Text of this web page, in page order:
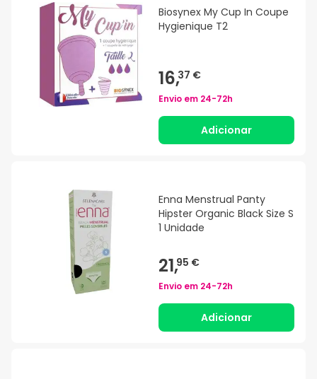
Biosynex My Cup In Coupe
Hygienique T2
16,37 €
Envio em 24-72h
Adicionar
Enna Menstrual Panty
Hipster Organic Black Size S
1 Unidade
21,95 €
Envio em 24-72h
Adicionar